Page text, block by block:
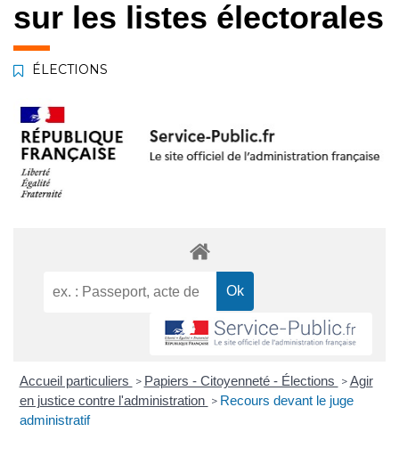
sur les listes électorales
ÉLECTIONS
Accueil particuliers > Papiers - Citoyenneté - Élections > Agir
en justice contre l'administration > Recours devant le juge
administratif